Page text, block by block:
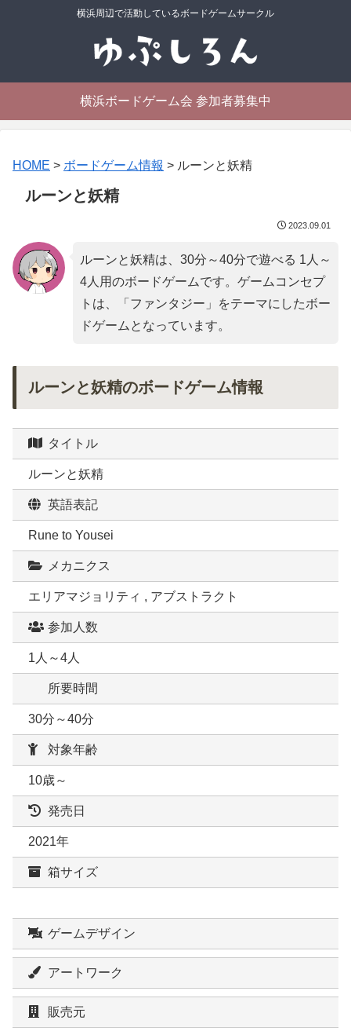
横浜周辺で活動しているボードゲームサークル
横浜ボードゲーム会 参加者募集中
HOME > ボードゲーム情報 > ルーンと妖精
ルーンと妖精
2023.09.01
ルーンと妖精は、30分～40分で遊べる 1人～
4人用のボードゲームです。ゲームコンセプ
トは、「 ファンタジー 」をテーマにしたボー
ドゲームとなっています。
ルーンと妖精のボードゲーム情報
タイトル
ルーンと妖精
英語表記
Rune to Yousei
メカニクス
エリアマジョリティ , アブストラクト
参加人数
1人～4人
所要時間
30分～40分
対象年齢
10歳～
発売日
2021年
箱サイズ
ゲームデザイン
アートワーク
販売元